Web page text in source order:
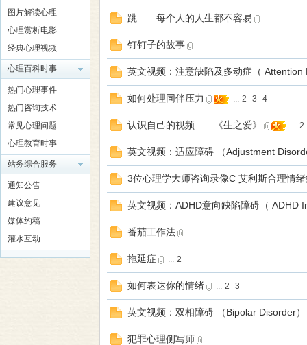
图片解读心理
心理赏析电影
经典心理视频
心理百科时事
热门心理事件
热门咨询技术
常见心理问题
心理教育时事
站务综合服务
通知公告
建议意见
媒体约稿
灌水互动
跳——每个人的人生都不容易
钉钉子的故事
英文视频：注意缺陷及多动症（
如何处理同伴压力 ... 2 3 4
认识自己的视频——《生之爱》 ... 2
英文视频：适应障碍 （Adjustment
3位心理学大师咨询录像C 艾利斯合理情
英文视频：ADHD意向缺陷障碍（ ADHD
番茄工作法
拖延症 ... 2
如何表达你的情绪 ... 2 3
英文视频：双相障碍 （Bipolar Disorder）
犯罪心理侧写师